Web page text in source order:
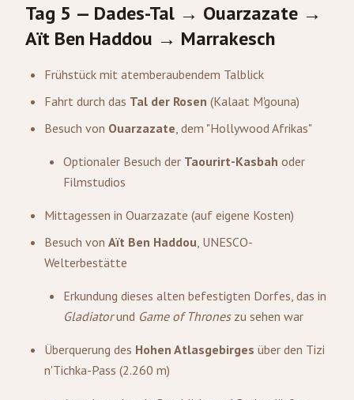
Tag 5 — Dades-Tal → Ouarzazate →
Aït Ben Haddou → Marrakesch
Frühstück mit atemberaubendem Talblick
Fahrt durch das Tal der Rosen (Kalaat M'gouna)
Besuch von Ouarzazate, dem "Hollywood Afrikas"
Optionaler Besuch der Taourirt-Kasbah oder
Filmstudios
Mittagessen in Ouarzazate (auf eigene Kosten)
Besuch von Aït Ben Haddou, UNESCO-
Welterbestätte
Erkundung dieses alten befestigten Dorfes, das in
Gladiatorund Game of Throneszu sehen war
Überquerung des Hohen Atlasgebirges über den Tizi
n'Tichka-Pass (2.260 m)